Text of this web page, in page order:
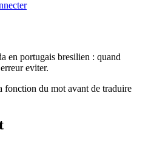
en portugais bresilien : quand
eviter.
du mot avant de traduire